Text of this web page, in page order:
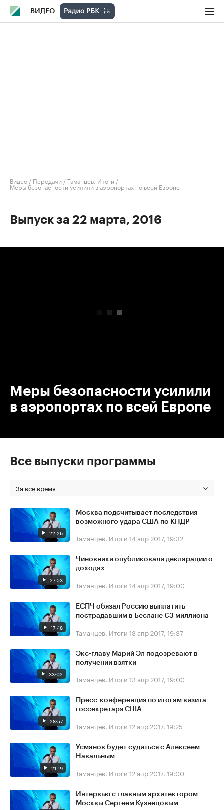
ВИДЕО
Видео / Передачи /Таманцев. Итоги /
Меры безопасности усилили в аэропортах по всей Европе
Выпуск за 22 марта, 2016
Меры безопасности усилили
в аэропортах по всей Европе
Все выпуски программы
За все время
22:26
Москва подсчитывает последствия
возможного удара США по КНДР
Таманцев. Итоги 14 апр 2017, 19:32
27:53
Чиновники опубликовали декларации о
доходах
Таманцев. Итоги 14 апр 2017, 19:00
17:48
ЕСПЧ обязал Россию выплатить
пострадавшим в Беслане €3 миллиона
Таманцев. Итоги 13 апр 2017, 19:37
33:02
Экс-главу Марий Эл подозревают в
получении взятки
Таманцев. Итоги 13 апр 2017, 19:00
28:57
Пресс-конференция по итогам визита
госсекретаря США
Таманцев. Итоги 12 апр 2017, 19:25
21:19
Усманов будет судиться с Алексеем
Навальным
Таманцев. Итоги 12 апр 2017, 19:00
Интервью с главным архитектором
Москвы Сергеем Кузнецовым